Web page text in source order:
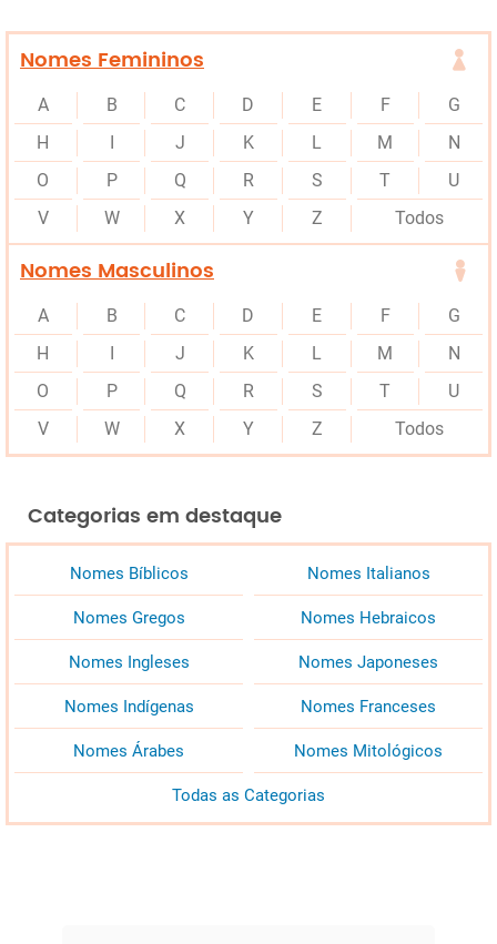
Nomes Femininos
A B C D E F
G
H
J K L M
N
O
P Q R S T
U
V
W X Y Z Todos
Nomes Masculinos
A B C D E F
G
H
J K L M
N
O
P Q R S T
U
V
W X Y Z Todos
Categorias em destaque
Nomes Bíblicos Nomes Italianos
Nomes Gregos Nomes Hebraicos
Nomes Ingleses Nomes Japoneses
Nomes Indígenas Nomes Franceses
Nomes Árabes Nomes Mitológicos
Todas as Categorias